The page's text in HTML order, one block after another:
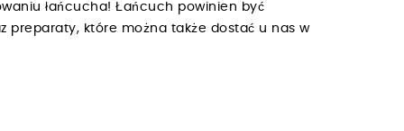
łańcucha! Łańcuch powinien być
preparaty, które można także dostać u nas w